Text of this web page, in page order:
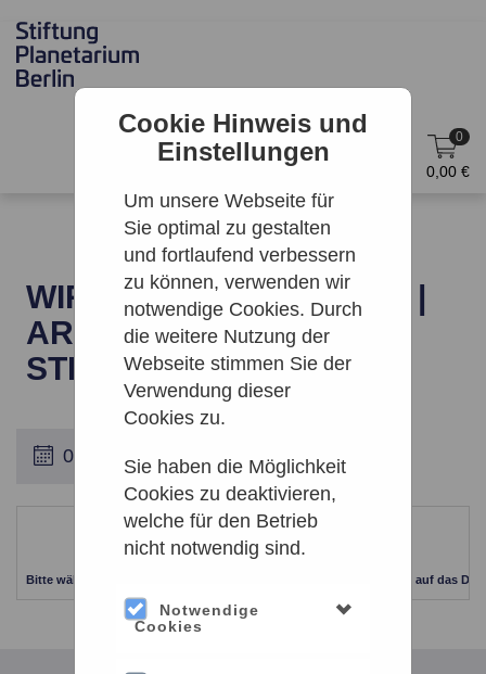
Cookie Hinweis und
Einstellungen
Um unsere Webseite für
Sie optimal zu gestalten
und fortlaufend verbessern
zu können, verwenden wir
notwendige Cookies. Durch
die weitere Nutzung der
Webseite stimmen Sie der
Verwendung dieser
Cookies zu.
Sie haben die Möglichkeit
Cookies zu deaktivieren,
welche für den Betrieb
nicht notwendig sind.
Notwendige
Cookies
0
0,00 €
WIR SIND NICHT ALLEIN |
ARCHENHOLD-
STERNWARTE
Bitte wählen Sie einen anderen Zeitraum aus. Klicken Sie Bitte dazu auf das